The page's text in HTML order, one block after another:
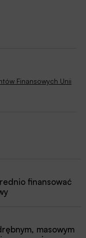
Finansowych Unii
finansować
masowym